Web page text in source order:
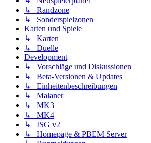
↳ Randzone
↳ Sonderspielzonen
Karten und Spiele
↳ Karten
↳ Duelle
Development
↳ Vorschläge und Diskussionen
↳ Beta-Versionen & Updates
↳ Einheitenbeschreibungen
↳ Malaner
↳ MK3
↳ MK4
↳ ISG v2
↳ Homepage & PBEM Server